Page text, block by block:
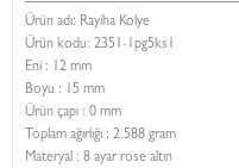
Ürün adı: Rayiha Kolye
Ürün kodu: 2351-1pg5ks1
Eni : 12 mm
Boyu : 15 mm
Ürün çapı : 0 mm
Toplam ağırlığı : 2.588 gram
Materyal : 8 ayar rose altın